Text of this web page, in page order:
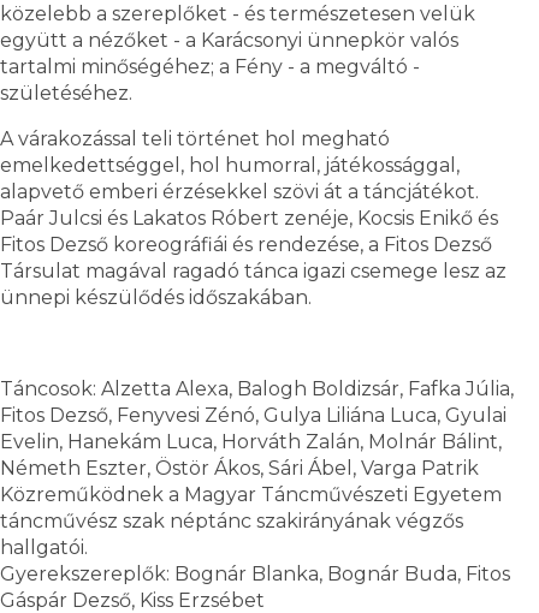
közelebb a szereplőket - és természetesen velük
együtt a nézőket - a Karácsonyi ünnepkör valós
tartalmi minőségéhez; a Fény - a megváltó -
születéséhez.
A várakozással teli történet hol megható
emelkedettséggel, hol humorral, játékossággal,
alapvető emberi érzésekkel szövi át a táncjátékot.
Paár Julcsi és Lakatos Róbert zenéje, Kocsis Enikő és
Fitos Dezső koreográfiái és rendezése, a Fitos Dezső
Társulat magával ragadó tánca igazi csemege lesz az
ünnepi készülődés időszakában.
Táncosok: Alzetta Alexa, Balogh Boldizsár, Fafka Júlia,
Fitos Dezső, Fenyvesi Zénó, Gulya Liliána Luca, Gyulai
Evelin, Hanekám Luca, Horváth Zalán, Molnár Bálint,
Németh Eszter, Östör Ákos, Sári Ábel, Varga Patrik
Közreműködnek a Magyar Táncművészeti Egyetem
táncművész szak néptánc szakirányának végzős
hallgatói.
Gyerekszereplők: Bognár Blanka, Bognár Buda, Fitos
Gáspár Dezső, Kiss Erzsébet